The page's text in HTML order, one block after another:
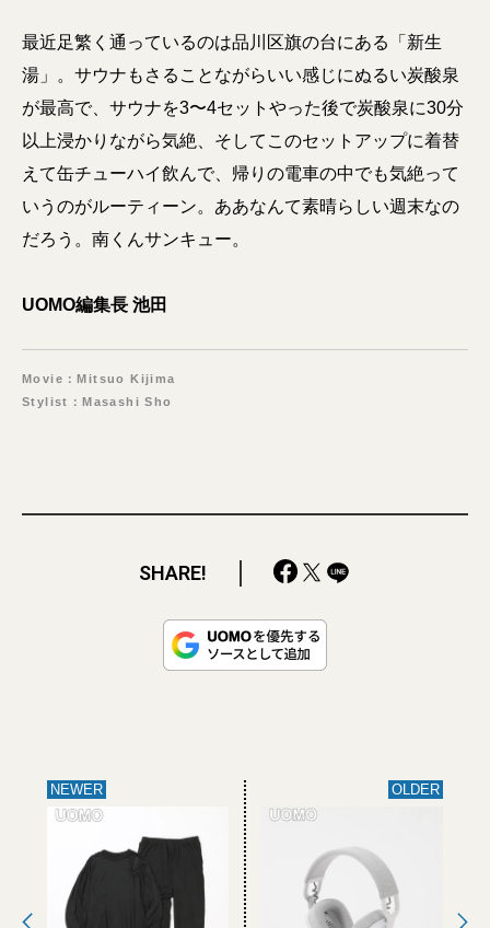
最近足繁く通っているのは品川区旗の台にある「新生
湯」。サウナもさることながらいい感じにぬるい炭酸泉
が最高で、サウナを3〜4セットやった後で炭酸泉に30分
以上浸かりながら気絶、そしてこのセットアップに着替
えて缶チューハイ飲んで、帰りの電車の中でも気絶って
いうのがルーティーン。ああなんて素晴らしい週末なの
だろう。南くんサンキュー。
UOMO編集長 池田
Movie：Mitsuo Kijima
Stylist：Masashi Sho
SHARE!
NEWER OLDER